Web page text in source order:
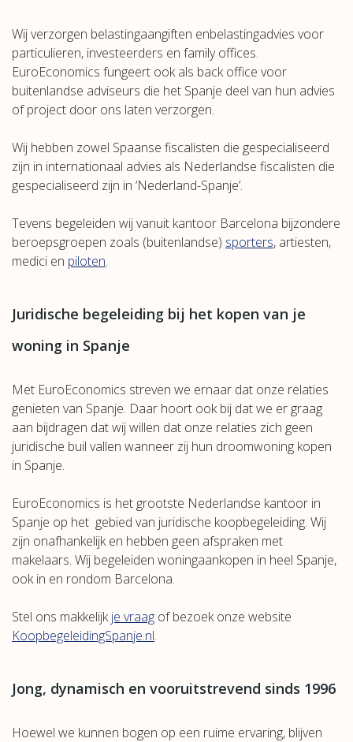
Wij verzorgen belastingaangiften enbelastingadvies voor
particulieren, investeerders en family offices.
EuroEconomics fungeert ook als back office voor
buitenlandse adviseurs die het Spanje deel van hun advies
of project door ons laten verzorgen.
Wij hebben zowel Spaanse fiscalisten die gespecialiseerd
zijn in internationaal advies als Nederlandse fiscalisten die
gespecialiseerd zijn in ‘Nederland-Spanje’.
Tevens begeleiden wij vanuit kantoor Barcelona bijzondere
beroepsgroepen zoals (buitenlandse) sporters, artiesten,
medici en piloten.
Juridische begeleiding bij het kopen van je
woning in Spanje
Met EuroEconomics streven we ernaar dat onze relaties
genieten van Spanje. Daar hoort ook bij dat we er graag
aan bijdragen dat wij willen dat onze relaties zich geen
juridische buil vallen wanneer zij hun droomwoning kopen
in Spanje.
EuroEconomics is het grootste Nederlandse kantoor in
Spanje op het gebied van juridische koopbegeleiding. Wij
zijn onafhankelijk en hebben geen afspraken met
makelaars. Wij begeleiden woningaankopen in heel Spanje,
ook in en rondom Barcelona.
Stel ons makkelijkje vraag of bezoek onze website
KoopbegeleidingSpanje.nl.
Jong, dynamisch en vooruitstrevend sinds 1996
Hoewel we kunnen bogen op een ruime ervaring, blijven